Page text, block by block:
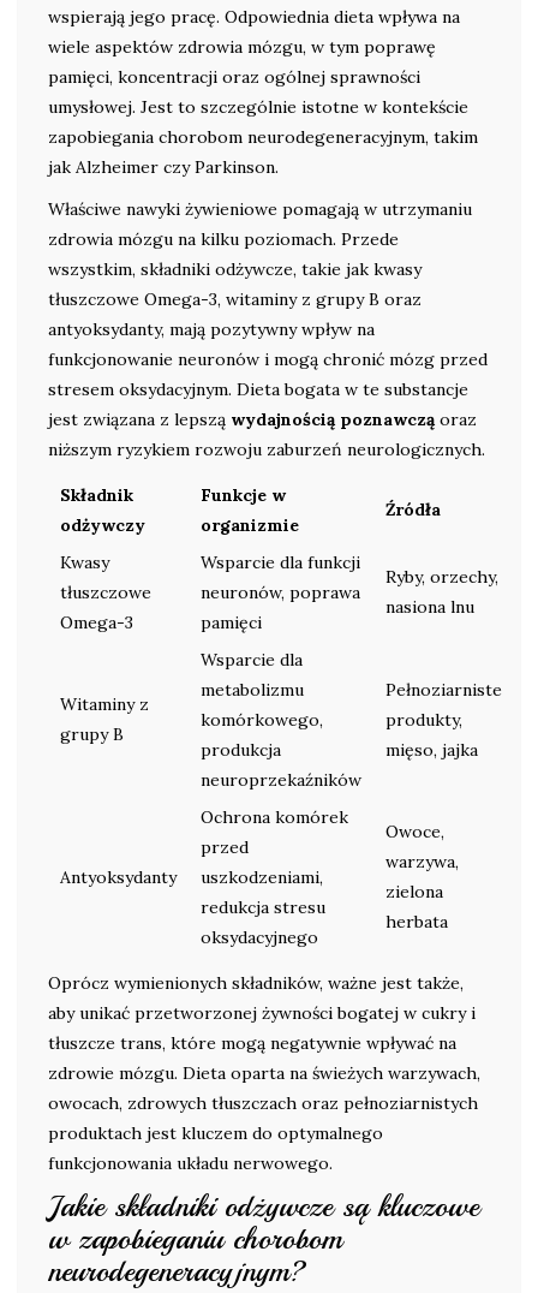
wspierają jego pracę. Odpowiednia dieta wpływa na
wiele aspektów zdrowia mózgu, w tym poprawę
pamięci, koncentracji oraz ogólnej sprawności
umysłowej. Jest to szczególnie istotne w kontekście
zapobiegania chorobom neurodegeneracyjnym, takim
jak Alzheimer czy Parkinson.
Właściwe nawyki żywieniowe pomagają w utrzymaniu
zdrowia mózgu na kilku poziomach. Przede
wszystkim, składniki odżywcze, takie jak kwasy
tłuszczowe Omega-3, witaminy z grupy B oraz
antyoksydanty, mają pozytywny wpływ na
funkcjonowanie neuronów i mogą chronić mózg przed
stresem oksydacyjnym. Dieta bogata w te substancje
jest związana z lepszą wydajnością poznawcząoraz
niższym ryzykiem rozwoju zaburzeń neurologicznych.
Składnik
odżywczy
Funkcje w
organizmie
Źródła
Kwasy
tłuszczowe
Omega-3
Wsparcie dla funkcji
neuronów, poprawa
pamięci
Ryby, orzechy,
nasiona lnu
Witaminy z
grupy B
Wsparcie dla
metabolizmu
komórkowego,
produkcja
neuroprzekaźników
Pełnoziarniste
produkty,
mięso, jajka
Antyoksydanty
Ochrona komórek
przed
uszkodzeniami,
redukcja stresu
oksydacyjnego
Owoce,
warzywa,
zielona
herbata
Oprócz wymienionych składników, ważne jest także,
aby unikać przetworzonej żywności bogatej w cukry i
tłuszcze trans, które mogą negatywnie wpływać na
zdrowie mózgu. Dieta oparta na świeżych warzywach,
owocach, zdrowych tłuszczach oraz pełnoziarnistych
produktach jest kluczem do optymalnego
funkcjonowania układu nerwowego.
Jakie składniki odżywcze są kluczowe
w zapobieganiu chorobom
neurodegeneracyjnym?